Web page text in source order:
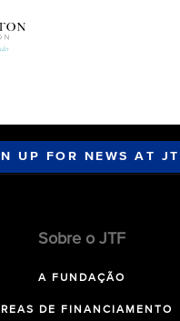
UP FOR NEWS AT
Sobre o JTF
A FUNDAÇÃO
DE FINANCIAMENTO